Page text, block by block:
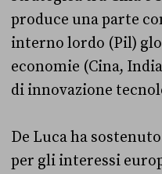
produce una parte
interno lordo (Pil)
economie (Cina,
di innovazione
De Luca ha
per gli interessi